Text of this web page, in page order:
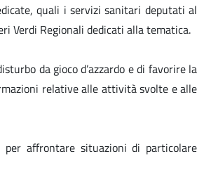
quali i servizi sanitari deputati al
Verdi Regionali dedicati alla tematica.
da gioco d’azzardo e di favorire la
relative alle attività svolte e alle
per affrontare situazioni di particolare